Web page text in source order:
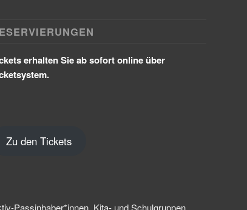
erhalten Sie ab sofort online über
Zu den Tickets
Passinhaber*innen, Kita- und Schulgruppen